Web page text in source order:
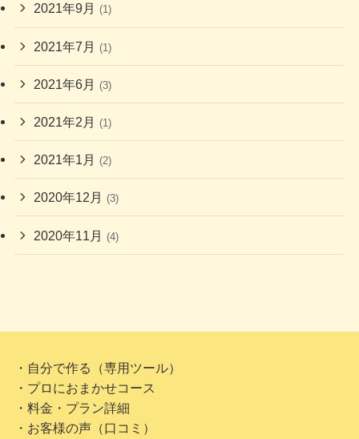
2021年9月 (1)
2021年7月 (1)
2021年6月 (3)
2021年2月 (1)
2021年1月 (2)
2020年12月 (3)
2020年11月 (4)
・自分で作る（専用ツール）
・プロにおまかせコース
・料金・プラン詳細
・お客様の声（口コミ）